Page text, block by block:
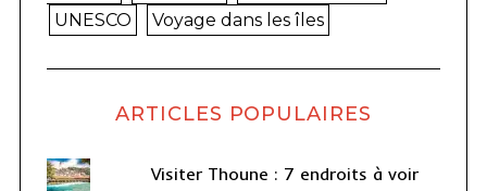
UNESCO
Voyage dans les îles
ARTICLES POPULAIRES
Visiter Thoune : 7 endroits à voir